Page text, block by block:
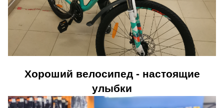
Хороший велосипед - настоящие
улыбки